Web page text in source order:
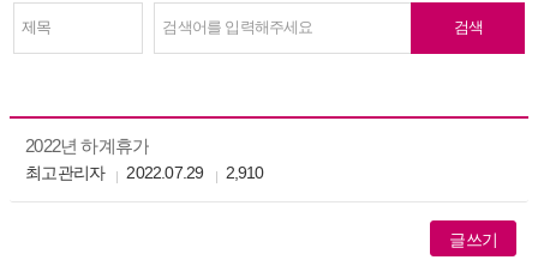
2022년 하계휴가
최고관리자 2022.07.29 2,910
글쓰기